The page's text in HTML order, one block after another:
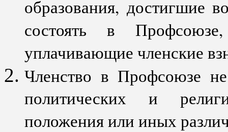
образования, достигшие
состоять в
уплачивающие членские
Членство в Профсоюзе
политических и
положения или иных